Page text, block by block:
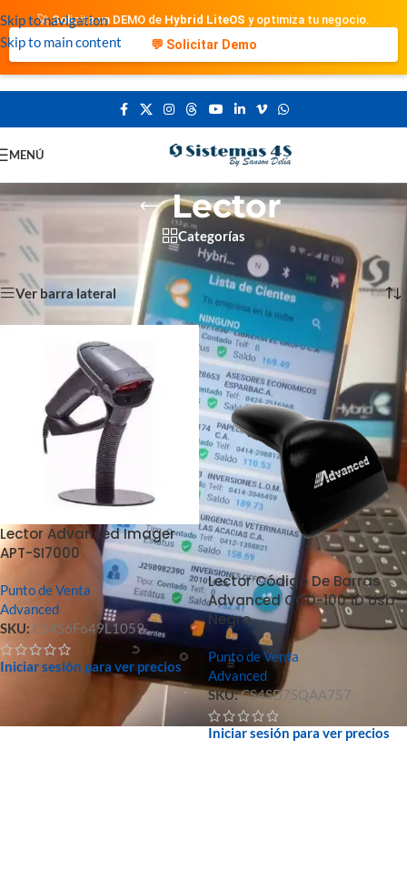
Skip to navigation
Skip to main content
🚀 Solicita un DEMO de Hybrid LiteOS y optimiza tu negocio.
💬 Solicitar Demo
MENÚ
Lector
Categorías
Portada
Showing all 2 results
Ver barra lateral
Lector Advanced Imager
APT-SI7000
Punto de Venta
Advanced
SKU: CS4S6F649L1059
Iniciar sesión para ver precios
Lector Código De Barras
Advanced CCD-100 1D Usb
Negro
Punto de Venta
Advanced
SKU:CS4SD7SQAA757
Iniciar sesión para ver precios